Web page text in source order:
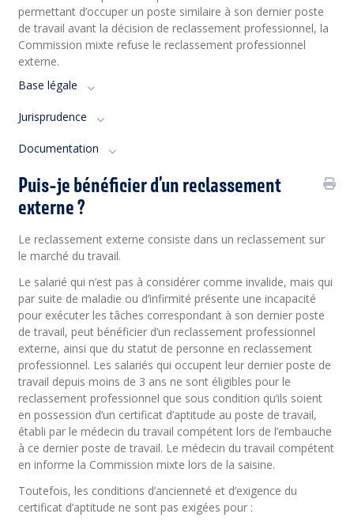
permettant d’occuper un poste similaire à son dernier poste
de travail avant la décision de reclassement professionnel, la
Commission mixte refuse le reclassement professionnel
externe.
Base légale
Jurisprudence
Documentation
Puis-je bénéficier d’un reclassement
externe ?
Le reclassement externe consiste dans un reclassement sur
le marché du travail.
Le salarié qui n’est pas à considérer comme invalide, mais qui
par suite de maladie ou d’infirmité présente une incapacité
pour exécuter les tâches correspondant à son dernier poste
de travail, peut bénéficier d’un reclassement professionnel
externe, ainsi que du statut de personne en reclassement
professionnel. Les salariés qui occupent leur dernier poste de
travail depuis moins de 3 ans ne sont éligibles pour le
reclassement professionnel que sous condition qu’ils soient
en possession d’un certificat d’aptitude au poste de travail,
établi par le médecin du travail compétent lors de l’embauche
à ce dernier poste de travail. Le médecin du travail compétent
en informe la Commission mixte lors de la saisine.
Toutefois, les conditions d’ancienneté et d’exigence du
certificat d’aptitude ne sont pas exigées pour :